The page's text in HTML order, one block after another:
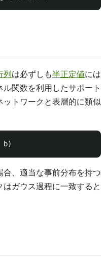
列は必ずしも半正定値には
関数を利用したサポート
トワークと表層的に類似
、適当な事前分布を持つ
ガウス過程に一致すると